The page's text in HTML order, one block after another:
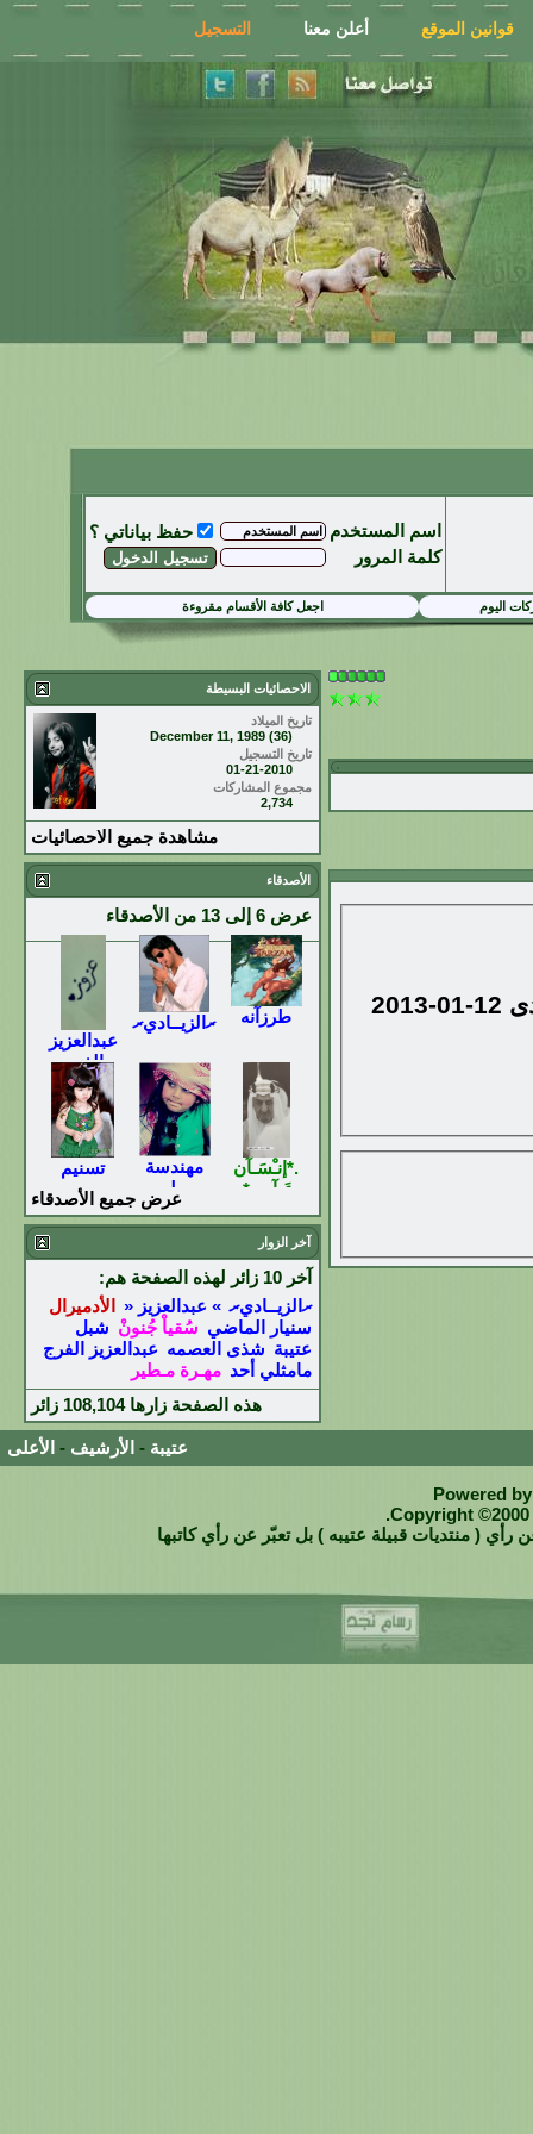
قوانين الموقع أعلن معنا التسجيل
اسم المستخدم
حفظ بياناتي ؟
كلمة المرور
اليوم اجعل كافة الأقسام مقروءة
الاحصائيات البسيطة
تاريخ الميلاد
December 11, 1989 (36)
تاريخ التسجيل
01-21-2010
مجموع المشاركات
2,734
مشاهدة جميع الاحصائيات
الأصدقاء
عرض 6 إلى 13 من الأصدقاء
طرزآنه
ރالزيــاديރ
عبدالعزيز
الفرج
.*إنـْسَـآن
عَـآدِي*.
مهندسة
مطير
تسنيم
عرض جميع الأصدقاء
آخر الزوار
آخر 10 زائر لهذه الصفحة هم:
ރالزيــاديރ » عبدالعزيز «
الأدميرال
سنيار الماضي سُقياْ جُنونْ شبل
عتيبة شذى العصمه عبدالعزيز الفرج
مامثلي أحد مهـرة مـطير
هذه الصفحة زارها108,104 زائر
عتيبة - الأرشيف - الأعلى
Powered
Copyright ©2000
رأي ( منتديات قبيلة عتيبه ) بل تعبّر عن رأي كاتبها